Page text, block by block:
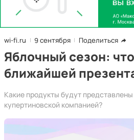
wi-fi.ru 9 сентября Поделиться
Яблочный сезон:
ближайшей
Какие продукты будут представлены
купертиновской компанией?